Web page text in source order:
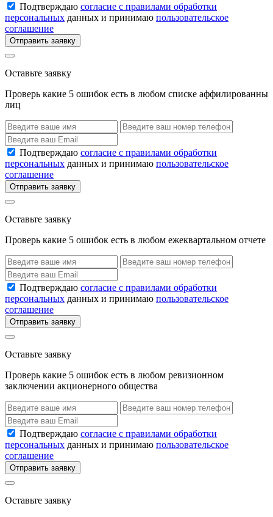
Подтверждаю согласие с правилами обработки
персональных данных и принимаю пользовательское
соглашение
Отправить заявку
Оставьте заявку
Проверь какие 5 ошибок есть в любом списке аффилированны
лиц
Подтверждаю согласие с правилами обработки
персональных данных и принимаю пользовательское
соглашение
Отправить заявку
Оставьте заявку
Проверь какие 5 ошибок есть в любом ежеквартальном отчете
Подтверждаю согласие с правилами обработки
персональных данных и принимаю пользовательское
соглашение
Отправить заявку
Оставьте заявку
Проверь какие 5 ошибок есть в любом ревизионном
заключении акционерного общества
Подтверждаю согласие с правилами обработки
персональных данных и принимаю пользовательское
соглашение
Отправить заявку
Оставьте заявку